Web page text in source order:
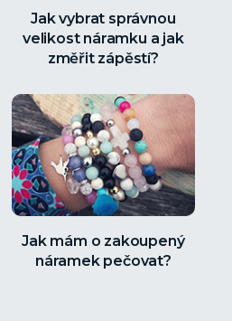
Jak vybrat správnou
velikost náramku a jak
změřit zápěstí?
Jak mám o zakoupený
náramek pečovat?